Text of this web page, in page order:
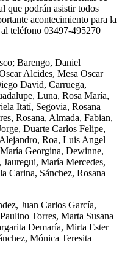
que podrán asistir todos
acontecimiento para la
teléfono 03497-495270
Barengo, Daniel
Alcides, Mesa Oscar
David, Carruega,
Luna, Rosa María,
Itatí, Segovia, Rosana
Rosana, Almada, Fabian,
Duarte Carlos Felipe,
Roa, Luis Angel
Georgina, Dewinne,
María Mercedes,
Carina, Sánchez, Rosana
Juan Carlos García,
Torres, Marta Susana
Demaría, Mirta Ester
Mónica Teresita